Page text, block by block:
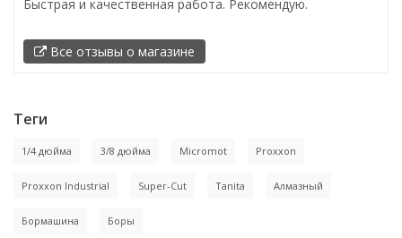
Быстрая и качественная работа. Рекомендую.
Все отзывы о магазине
Теги
1/4 дюйма 3/8 дюйма Micromot Proxxon
Proxxon Industrial Super-Cut Tanita Алмазный
Бормашина Боры